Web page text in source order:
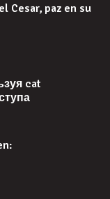
Cesar, paz en su
cat